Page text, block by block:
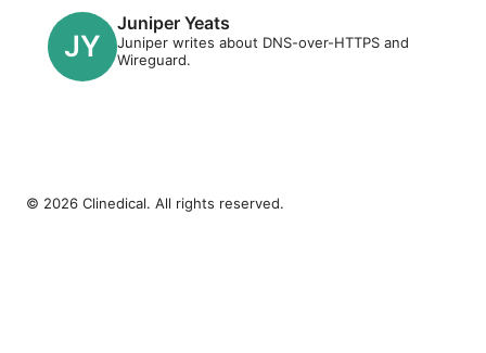
Juniper Yeats
Juniper writes about DNS-over-HTTPS and
Wireguard.
© 2026 Clinedical. All rights reserved.